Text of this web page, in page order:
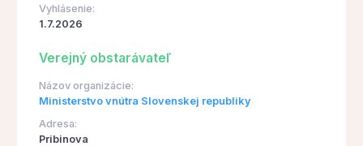
Vyhlásenie:
1.7.2026
Verejný obstarávateľ
Názov organizácie:
Ministerstvo vnútra Slovenskej republiky
Adresa:
Pribinova